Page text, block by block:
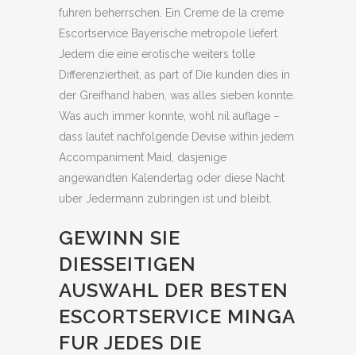
fuhren beherrschen. Ein Creme de la creme
Escortservice Bayerische metropole liefert
Jedem die eine erotische weiters tolle
Differenziertheit, as part of Die kunden dies in
der Greifhand haben, was alles sieben konnte.
Was auch immer konnte, wohl nil auflage –
dass lautet nachfolgende Devise within jedem
Accompaniment Maid, dasjenige
angewandten Kalendertag oder diese Nacht
uber Jedermann zubringen ist und bleibt.
GEWINN SIE
DIESSEITIGEN
AUSWAHL DER BESTEN
ESCORTSERVICE MINGA
FUR JEDES DIE